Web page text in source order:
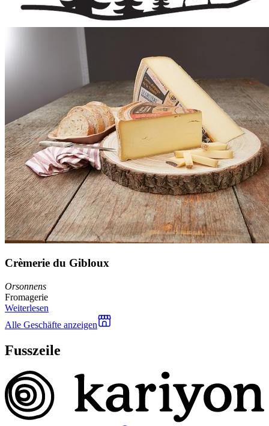
Crèmerie du Gibloux
Orsonnens
Fromagerie
Weiterlesen
Alle Geschäfte anzeigen
Fusszeile